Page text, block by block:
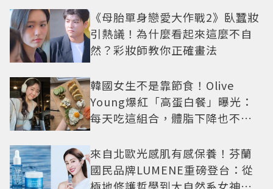
《母胎單身戀愛大作戰2》臥蠶妝
引熱議！為什麼看起來這麼不自
然？彩妝師教你正確畫法
韓國女生不是靠節食！Olive
Young爆紅「高蛋白餐」曝光：
每天吃這組合，體脂下降也不怕
來自北歐光感肌有感保養！芬蘭
國民品牌LUMENE重磅登台：從